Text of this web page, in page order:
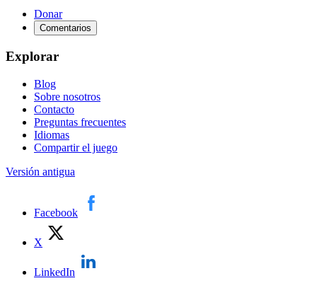
Donar
Comentarios
Explorar
Blog
Sobre nosotros
Contacto
Preguntas frecuentes
Idiomas
Compartir el juego
Versión antigua
Facebook
X
LinkedIn